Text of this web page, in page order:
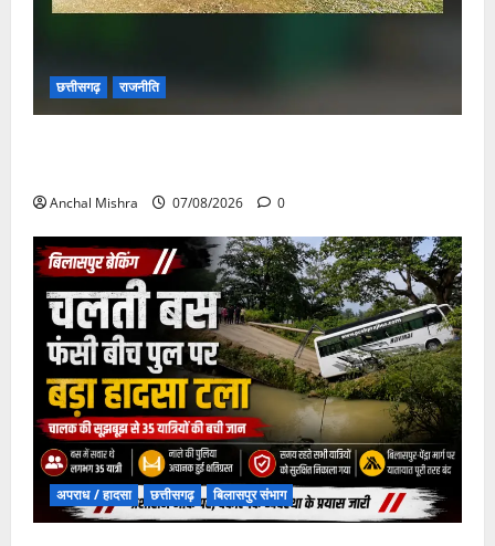
छत्तीसगढ़ राजनीति
Anchal Mishra 07/08/2026 0
अपराध / हादसा छत्तीसगढ़ बिलासपुर संभाग